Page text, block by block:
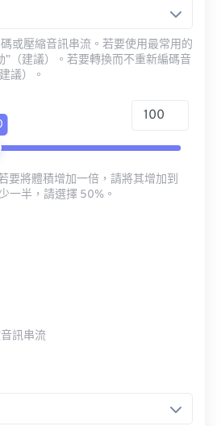
或壓縮音訊串流。若要使用最常用的
”（建議）。若要轉換而不重新編碼音
議）。
要將體積增加一倍，請將其增加到
一半，請選擇 50%。
訊串流